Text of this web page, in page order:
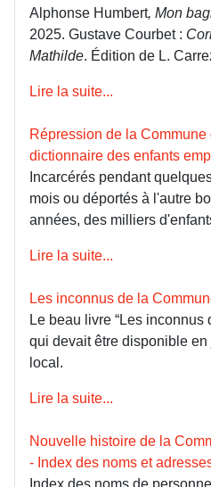
Alphonse Humbert, Mon
2025. Gustave Courbet :
Mathilde. Édition de L.
Lire la suite...
Répression de la
dictionnaire des enfants
Incarcérés pendant
mois ou déportés à l'autre
années, des milliers
Lire la suite...
Les inconnus de la
Le beau livre “Les inconnus
qui devait être disponible
local.
Lire la suite...
Nouvelle histoire de la
- Index des noms et
Index des noms de